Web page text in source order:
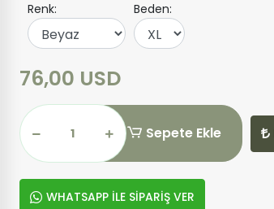
Renk: Beden:
76,00 USD
Sepete Ekle
WHATSAPP İLE SİPARİŞ VER